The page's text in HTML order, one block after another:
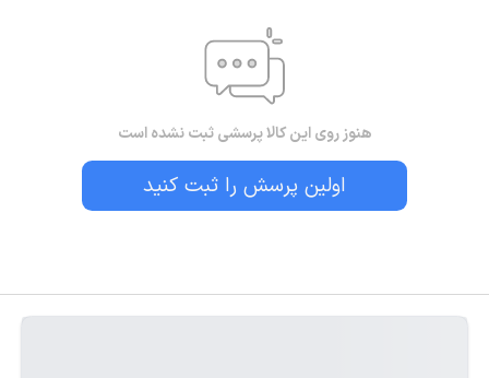
هنوز روی این کالا پرسشی ثبت نشده است
اولین پرسش را ثبت کنید